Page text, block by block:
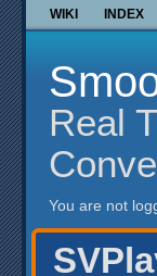
WIKI INDEX
Real
You are not